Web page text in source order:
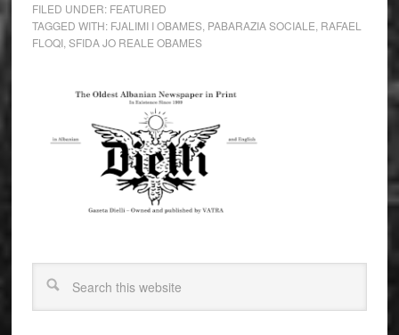
FILED UNDER: FEATURED
TAGGED WITH: FJALIMI I OBAMES, PABARAZIA SOCIALE RAFAEL
FLOQI, SFIDA JO REALE OBAMES